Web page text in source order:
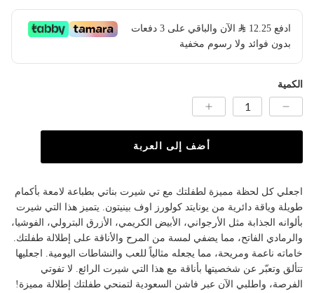
ادفع 12.25
​ الآن والباقي على 3 دفعات
بدون فوائد ولا رسوم مخفية
الكمية
أضف إلى العربة
اجعلي كل لحظة مميزة لطفلتك مع تي شيرت بناتي بطباعة لامعة بأكمام
طويلة وياقة دائرية من يونايتد كولورز اوف بينيتون. يتميز هذا التي شيرت
بألوانه الجذابة مثل الأرجواني، الأبيض الكريمي، الأزرق البترولي، الفوشيا،
والرمادي الفاتح، مما يضفي لمسة من المرح والأناقة على إطلالة طفلتك.
خاماته ناعمة ومريحة، مما يجعله مثالياً للعب والنشاطات اليومية. اجعليها
تتألق وتعبّر عن شخصيتها بأناقة مع هذا التي شيرت الرائع. لا تفوتي
الفرصة، واطلبي الآن عبر فاشن السعودية لتمنحي طفلتك إطلالة مميزة!